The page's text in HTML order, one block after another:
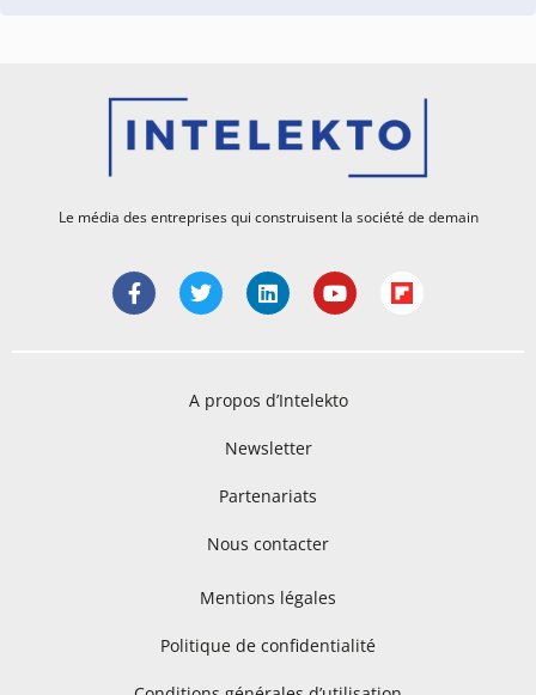
Le média des entreprises qui construisent la société de demain
A propos d’Intelekto
Newsletter
Partenariats
Nous contacter
Mentions légales
Politique de confidentialité